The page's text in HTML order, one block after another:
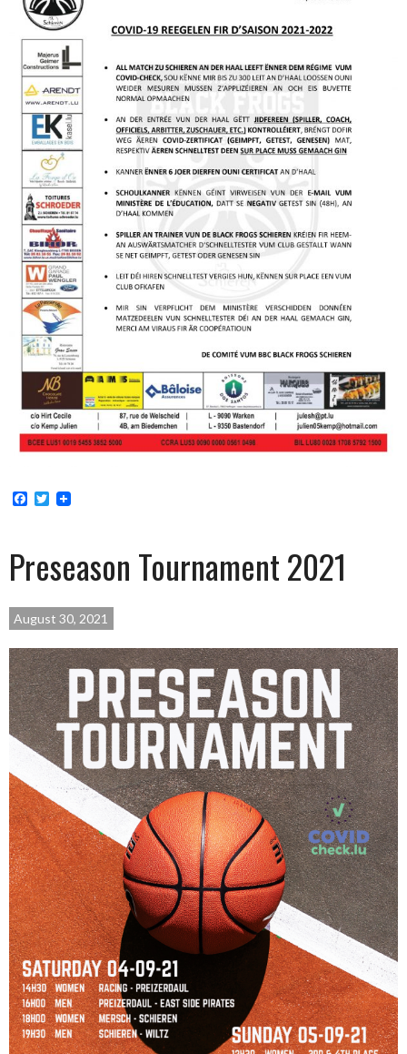
Facebook
Twitter
Preseason Tournament 2021
August 30, 2021